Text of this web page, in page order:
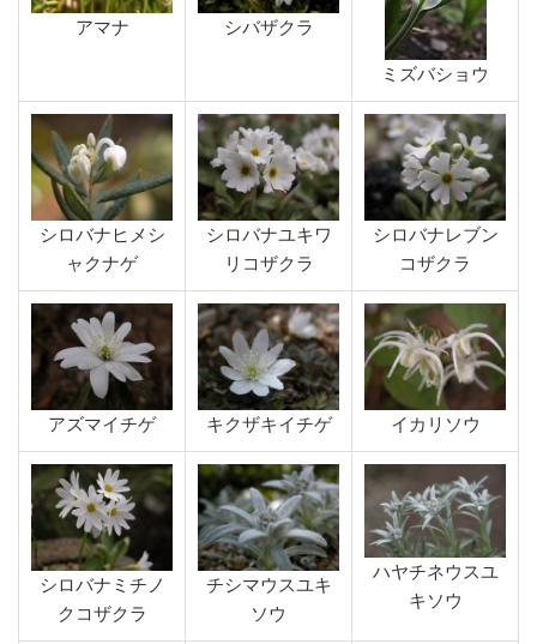
アマナ シバザクラ
ミズバショウ
シロバナヒメシ
ャクナゲ
シロバナユキワ
リコザクラ
シロバナレブン
コザクラ
アズマイチゲ キクザキイチゲ イカリソウ
シロバナミチノ
クコザクラ
チシマウスユキ
ソウ
ハヤチネウスユ
キソウ